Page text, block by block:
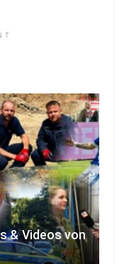
& Videos von